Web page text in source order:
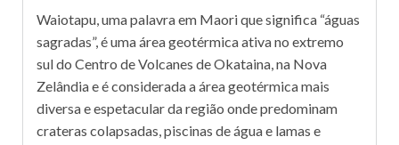
Waiotapu, uma palavra em Maori que significa “águas
sagradas”, é uma área geotérmica ativa no extremo
sul do Centro de Volcanes de Okataina, na Nova
Zelândia e é considerada a área geotérmica mais
diversa e espetacular da região onde predominam
crateras colapsadas, piscinas de água e lamas e